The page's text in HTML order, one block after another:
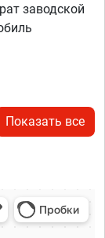
заводской
Показать все